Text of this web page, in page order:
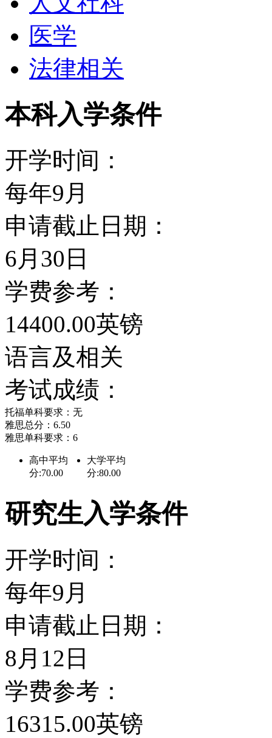
医学
法律相关
本科入学条件
开学时间：
每年9月
申请截止日期：
6月30日
学费参考：
14400.00英镑
语言及相关
考试成绩：
托福单科要求：无
雅思总分：6.50
雅思单科要求：6
高中平均
分:70.00
大学平均
分:80.00
研究生入学条件
开学时间：
每年9月
申请截止日期：
8月12日
学费参考：
16315.00英镑